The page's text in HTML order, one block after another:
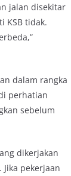
jalan disekitar
KSB tidak.
dalam rangka
perhatian
sebelum
dikerjakan
pekerjaan